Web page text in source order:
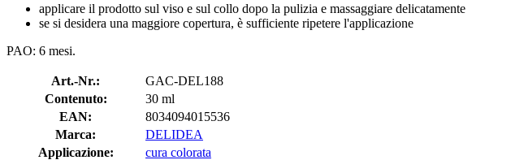
applicare il prodotto sul viso e sul collo dopo la pulizia e massaggiare delicatamente
se si desidera una maggiore copertura, è sufficiente ripetere l'applicazione
PAO: 6 mesi.
Art.-Nr.:
GAC-DEL188
Contenuto:
30 ml
EAN:
8034094015536
Marca:
DELIDEA
Applicazione:
cura colorata